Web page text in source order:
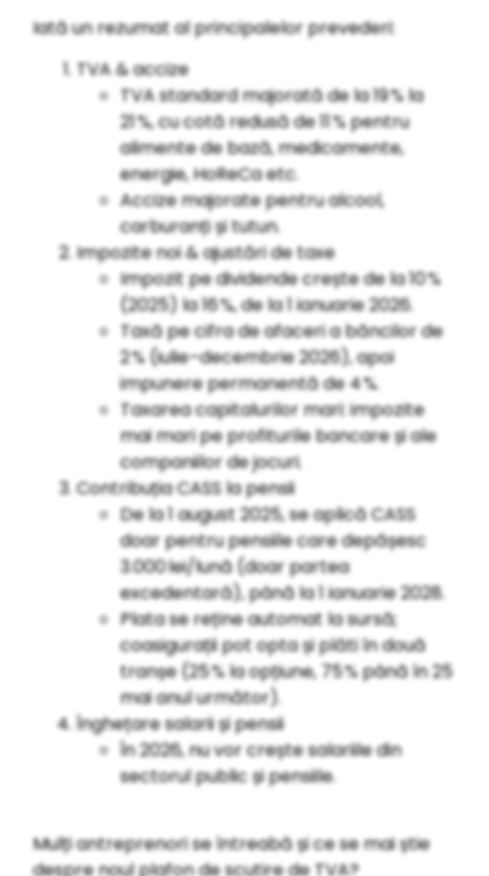
Iată un rezumat al principalelor prevederi:
TVA & accize
TVA standard majorată de la 19 % la
21 %, cu cotă redusă de 11 % pentru
alimente de bază, medicamente,
energie, HoReCa etc.
Accize majorate pentru alcool,
carburanți și tutun.
Impozite noi & ajustări de taxe
Impozit pe dividende crește de la 10 %
(2025) la 16 %, de la 1 ianuarie 2026.
Taxă pe cifra de afaceri a băncilor de
2 % (iulie–decembrie 2026), apoi
impunere permanentă de 4 %.
Taxarea capitalurilor mari: impozite
mai mari pe profiturile bancare și ale
companiilor de jocuri.
Contribuția CASS la pensii
De la 1 august 2025, se aplică CASS
doar pentru pensiile care depășesc
3.000 lei/lună (doar partea
excedentară), până la 1 ianuarie 2028.
Plata se reține automat la sursă;
coasigurații pot opta și plăti în două
tranșe (25 % la opțiune, 75 % până în 25
mai anul următor).
Înghețare salarii și pensii
În 2026, nu vor crește salariile din
sectorul public și pensiile.
Mulți antreprenori se întreabă și ce se mai știe
despre noul plafon de scutire de TVA?